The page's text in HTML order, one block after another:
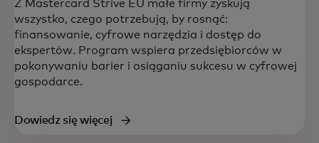
Z Mastercard Strive EU małe firmy zyskują
wszystko, czego potrzebują, by rosnąć:
finansowanie, cyfrowe narzędzia i dostęp do
ekspertów. Program wspiera przedsiębiorców w
pokonywaniu barier i osiąganiu sukcesu w cyfrowej
gospodarce.
Dowiedz się więcej